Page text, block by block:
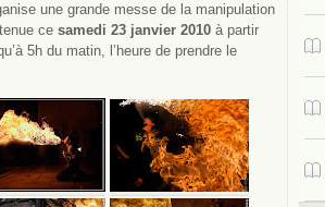
une grande messe de la manipulation
ce samedi 23 janvier 2010 à partir
5h du matin, l’heure de prendre le